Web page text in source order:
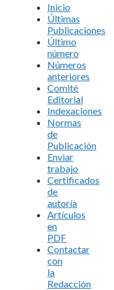
Inicio
Últimas
Publicaciones
Último
número
Números
anteriores
Comité
Editorial
Indexaciones
Normas
de
Publicación
Enviar
trabajo
Certificados
de
autoría
Artículos
en
PDF
Contactar
con
la
Redacción